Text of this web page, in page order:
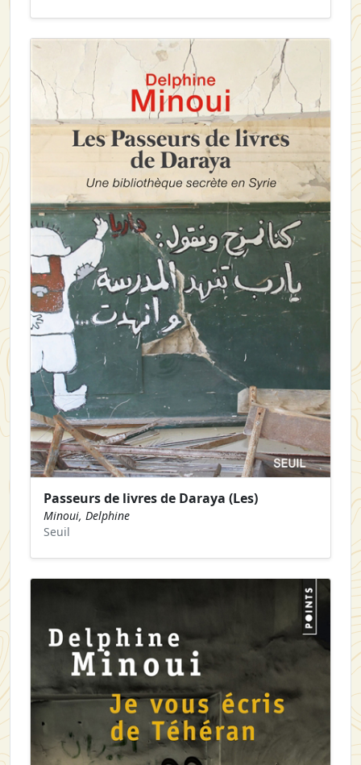
Passeurs de livres de Daraya (Les)
Minoui, Delphine
Seuil